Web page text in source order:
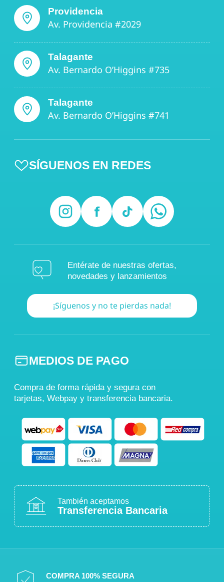
Providencia
Av. Providencia #2029
Talagante
Av. Bernardo O’Higgins #735
Talagante
Av. Bernardo O’Higgins #741
SÍGUENOS EN REDES
Entérate de nuestras ofertas,
novedades y lanzamientos
¡Síguenos y no te pierdas nada!
MEDIOS DE PAGO
Compra de forma rápida y segura con
tarjetas, Webpay y transferencia bancaria.
También aceptamos
Transferencia Bancaria
COMPRA 100% SEGURA